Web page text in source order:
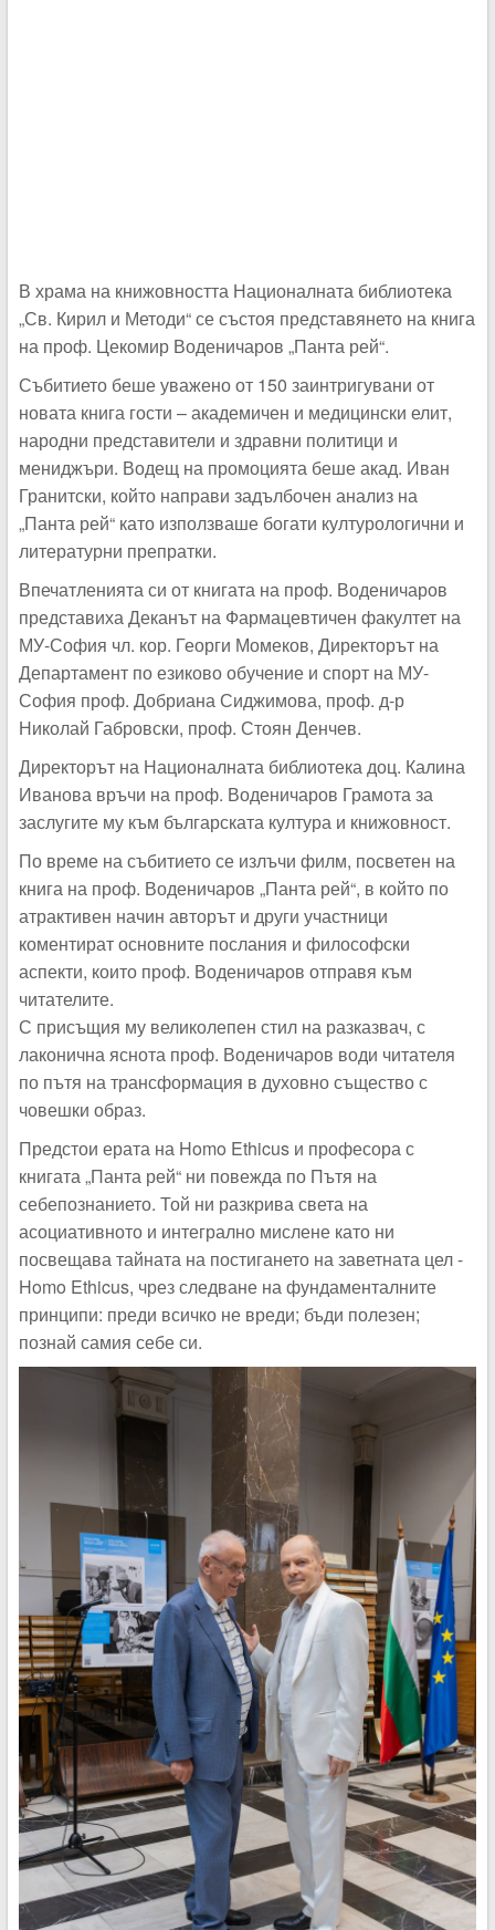
В храма на книжовността Националната библиотека
„Св. Кирил и Методи“ се състоя представянето на книга
на проф. Цекомир Воденичаров „Панта рей“.
Събитието беше уважено от 150 заинтригувани от
новата книга гости – академичен и медицински елит,
народни представители и здравни политици и
мениджъри. Водещ на промоцията беше акад. Иван
Гранитски, който направи задълбочен анализ на
„Панта рей“ като използваше богати културологични и
литературни препратки.
Впечатленията си от книгата на проф. Воденичаров
представиха Деканът на Фармацевтичен факултет на
МУ-София чл. кор. Георги Момеков, Директорът на
Департамент по езиково обучение и спорт на МУ-
София проф. Добриана Сиджимова, проф. д-р
Николай Габровски, проф. Стоян Денчев.
Директорът на Националната библиотека доц. Калина
Иванова връчи на проф. Воденичаров Грамота за
заслугите му към българската култура и книжовност.
По време на събитието се излъчи филм, посветен на
книга на проф. Воденичаров „Панта рей“, в който по
атрактивен начин авторът и други участници
коментират основните послания и философски
аспекти, които проф. Воденичаров отправя към
читателите.
С присъщия му великолепен стил на разказвач, с
лаконична яснота проф. Воденичаров води читателя
по пътя на трансформация в духовно същество с
човешки образ.
Предстои ерата на Homo Ethicus и професора с
книгата „Панта рей“ ни повежда по Пътя на
себепознанието. Той ни разкрива света на
асоциативното и интегрално мислене като ни
посвещава тайната на постигането на заветната цел -
Homo Ethicus, чрез следване на фундаменталните
принципи: преди всичко не вреди; бъди полезен;
познай самия себе си.